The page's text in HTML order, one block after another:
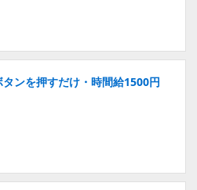
ンを押すだけ・時間給1500円